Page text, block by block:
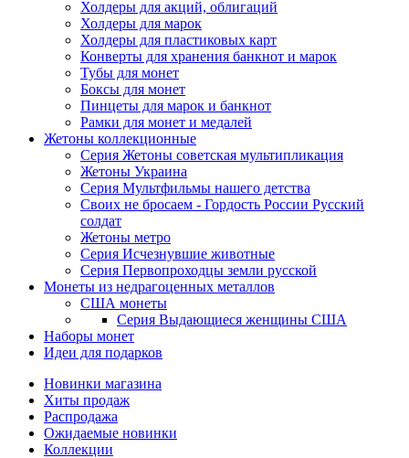
Холдеры для акций, облигаций
Холдеры для марок
Холдеры для пластиковых карт
Конверты для хранения банкнот и марок
Тубы для монет
Боксы для монет
Пинцеты для марок и банкнот
Рамки для монет и медалей
Жетоны коллекционные
Серия Жетоны советская мультипликация
Жетоны Украина
Серия Мультфильмы нашего детства
Своих не бросаем - Гордость России Русский
солдат
Жетоны метро
Серия Исчезнувшие животные
Серия Первопроходцы земли русской
Монеты из недрагоценных металлов
США монеты
Серия Выдающиеся женщины США
Наборы монет
Идеи для подарков
Новинки магазина
Хиты продаж
Распродажа
Ожидаемые новинки
Коллекции